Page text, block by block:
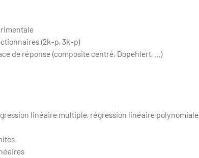
(2k-p, 3k-p)
de réponse (composite centré, Dopehlert, …)
linéaire multiple, régression linéaire polynomiale